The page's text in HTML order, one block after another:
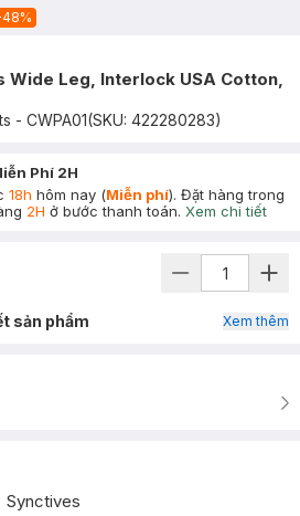
48%
Wide Leg, Interlock USA Cotton,
- CWPA01(SKU: 422280283)
Phí 2H
18h hôm nay (Miễn phí). Đặt hàng trong
2H ở bước thanh toán. Xem chi tiết
sản phẩm Xem thêm
Synctives